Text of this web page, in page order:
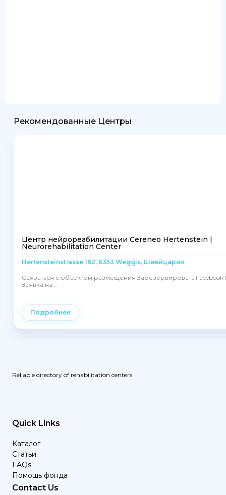
Рекомендованные Центры
Центр нейрореабилитации Cereneo Hertenstein |
Neurorehabilitation Center
Hertensteinstrasse 162, 6353 Weggis, Швейцария
Связаться с объектом размещения Зарезервировать Facebook
Заявка на...
Подробнее
Reliable directory of rehabilitation centers
Quick Links
Каталог
Статьи
FAQs
Помощь фонда
Contact Us